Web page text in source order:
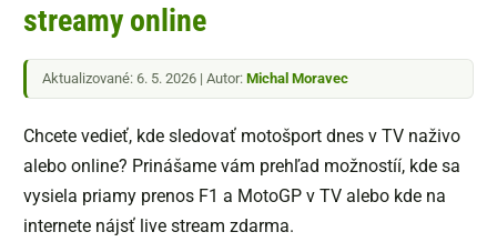
streamy online
Aktualizované: 6. 5. 2026 | Autor: Michal Moravec
Chcete vedieť, kde sledovať motošport dnes v TV naživo
alebo online? Prinášame vám prehľad možnostíí, kde sa
vysiela priamy prenos F1 a MotoGP v TV alebo kde na
internete nájsť live stream zdarma.